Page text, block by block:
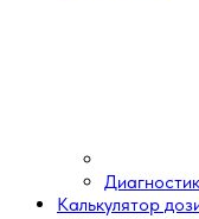
Калькулятор